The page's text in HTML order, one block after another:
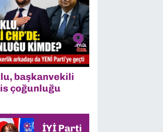
başkanvekili
çoğunluğu
İYİ Parti